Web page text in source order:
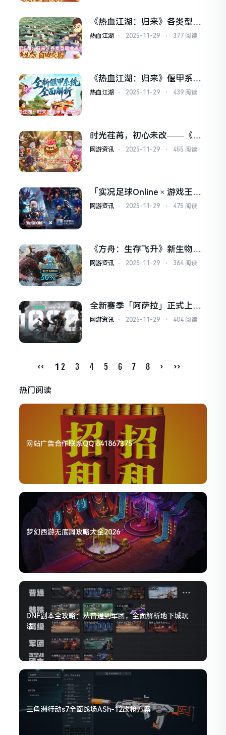
《热血江湖：归来》各类型职
业选择指南
热血江湖 ⋅ 2025-11-29 ⋅ 377 阅读
《热血江湖：归来》偃甲系统
玩法解析
热血江湖 ⋅ 2025-11-29 ⋅ 439 阅读
时光荏苒，初心未改——《希
望OL》国服2周年庆典温情预
网游资讯 ⋅ 2025-11-29 ⋅ 455 阅读
「实况足球Online × 游戏王」
联动即将开启！葡萄牙队长同
网游资讯 ⋅ 2025-11-29 ⋅ 475 阅读
《方舟：生存飞升》新生物奥
西顿生物图谱首曝，罗克韦尔
网游资讯 ⋅ 2025-11-29 ⋅ 364 阅读
全新赛季「阿萨拉」正式上
线，解锁对局新体验！
网游资讯 ⋅ 2025-11-29 ⋅ 404 阅读
‹‹ 1 2 3 4 5 6 7 8 › ››
热门阅读
网站广告合作联系QQ 841867375
梦幻西游无底洞攻略大全2026
DNF副本全攻略：从普通到军团，全面解析地下城玩
法！
三角洲行动s7全面战场ASh-12改枪方案